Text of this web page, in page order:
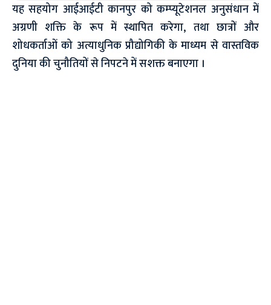
यह सहयोग आईआईटी कानपुर को कम्प्यूटेशनल अनुसंधान में
अग्रणी शक्ति के रूप में स्थापित करेगा, तथा छात्रों और
शोधकर्ताओं को अत्याधुनिक प्रौद्योगिकी के माध्यम से वास्तविक
दुनिया की चुनौतियों से निपटने में सशक्त बनाएगा ।